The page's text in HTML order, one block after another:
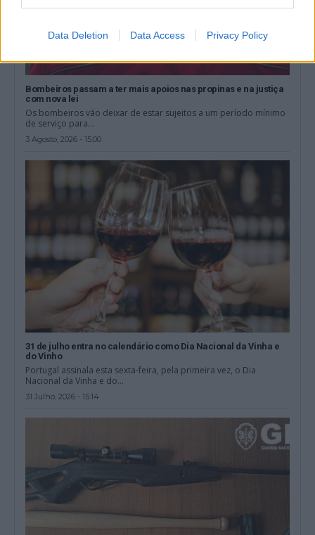
Data Deletion Data Access Privacy Policy
Bombeiros passam a ter mais apoios nas propinas e na justiça
com nova lei
Os bombeiros vão deixar de estar sujeitos a um período mínimo
de serviço para...
3 Agosto, 2026 - 15:00
31 de julho entra no calendário como Dia Nacional da Vinha e
do Vinho
Portugal assinala esta sexta-feira, pela primeira vez, o Dia
Nacional da Vinha e do...
31 Julho, 2026 - 15:14